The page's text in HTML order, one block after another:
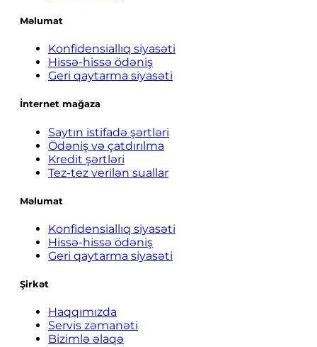
Məlumat
Konfidensiallıq siyasəti
Hissə-hissə ödəniş
Geri qaytarma siyasəti
İnternet mağaza
Saytın istifadə şərtləri
Ödəniş və çatdırılma
Kredit şərtləri
Tez-tez verilən suallar
Məlumat
Konfidensiallıq siyasəti
Hissə-hissə ödəniş
Geri qaytarma siyasəti
Şirkət
Haqqımızda
Servis zəmanəti
Bizimlə əlaqə